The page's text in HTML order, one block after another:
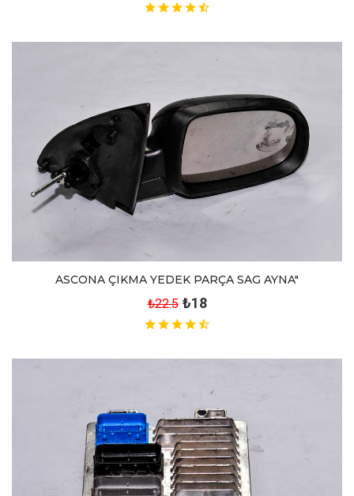
ASCONA ÇIKMA YEDEK PARÇA SAG AYNA"
₺22.5 ₺18